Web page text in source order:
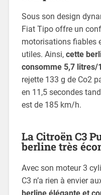
Sous son design
Fiat Tipo offre un
motorisations fiables
utiles. Ainsi, cette
consomme 5,7 litres/
rejette 133 g de Co2
en 11,5 secondes
est de 185 km/h.
La Citroën C3
berline très
Avec son moteur 3
C3 n’a rien à envier